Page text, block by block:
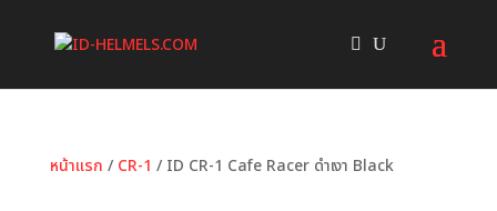
หน้าแรก / CR-1 / ID CR-1 Cafe Racer ดำเงา Black